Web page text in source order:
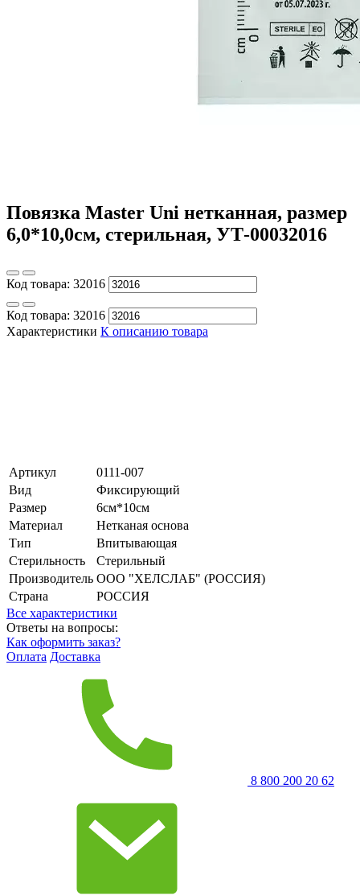
Повязка Master Uni нетканная, размер
6,0*10,0см, стерильная, УТ-00032016
Код товара: 32016
Код товара: 32016
Характеристики К описанию товара
Артикул
0111-007
Вид
Фиксирующий
Размер
6см*10см
Материал
Нетканая основа
Тип
Впитывающая
Стерильность
Стерильный
Производитель ООО "ХЕЛСЛАБ" (РОССИЯ)
Страна
РОССИЯ
Все характеристики
Ответы на вопросы:
Как оформить заказ?
Оплата Доставка
8 800 200 20 62